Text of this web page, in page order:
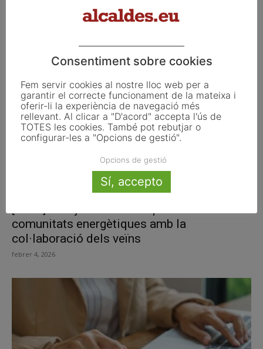
Igualtat i Feminisme destina 92 M€ als ens
comunitats energètiques amb la
col·laboració dels veïns
febrer 4, 2026
Consentiment sobre cookies
Fem servir cookies al nostre lloc web per a
garantir el correcte funcionament de la mateixa i
oferir-li la experiència de navegació més
rellevant. Al clicar a "D'acord" accepta l'ús de
TOTES les cookies. També pot rebutjar o
configurar-les a "Opcions de gestió".
Opcions de gestió
Sí, accepto